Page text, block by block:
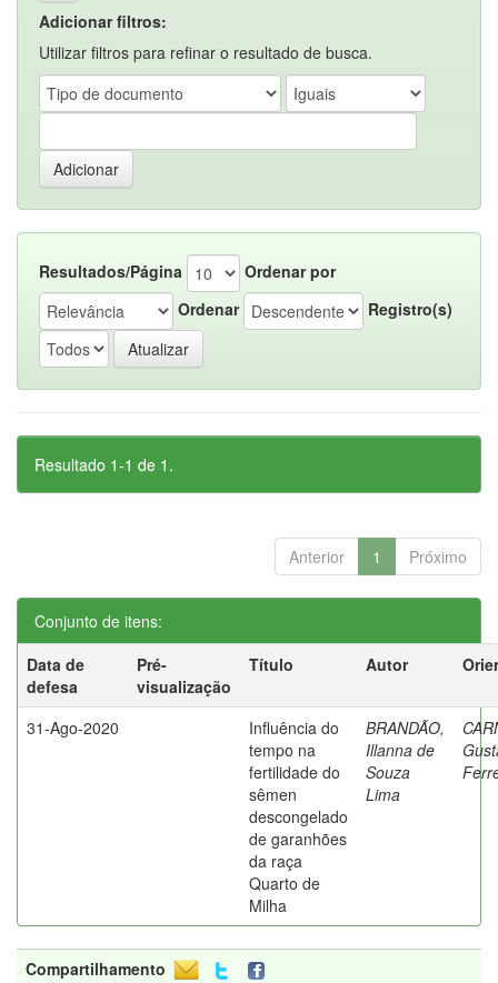
Adicionar filtros:
Utilizar filtros para refinar o resultado de busca.
Resultados/Página
Ordenar por
Ordenar
Registro(s)
Resultado 1-1 de 1.
Anterior 1 Próximo
Conjunto de itens:
Data de
defesa
Pré-
visualização
Título Autor
31-Ago-2020
Influência do
tempo na
fertilidade do
sêmen
descongelado
de garanhões
da raça
Quarto de
Milha
BRANDÃO,
Illanna de
Souza
Lima
Compartilhamento